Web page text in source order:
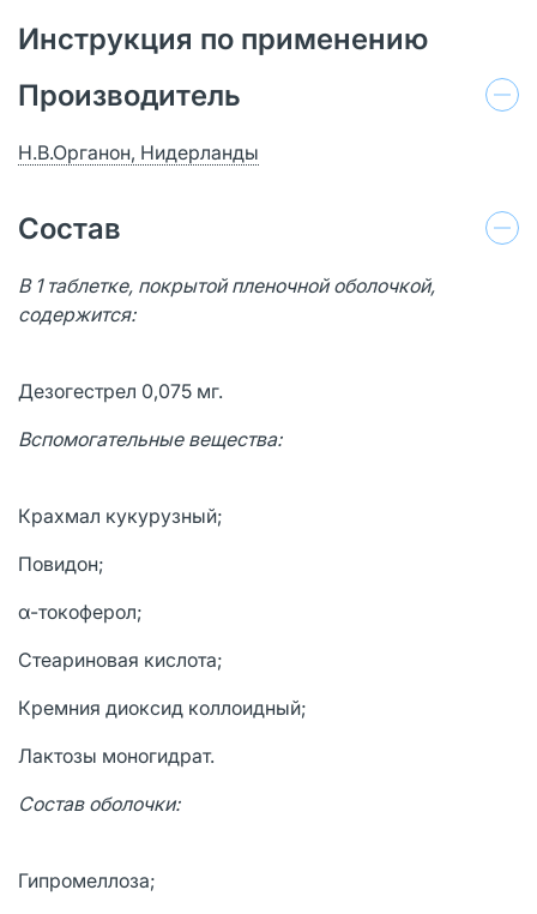
Инструкция по применению
Производитель
Н.В.Органон, Нидерланды
Состав
В 1 таблетке, покрытой пленочной оболочкой,
содержится:
Дезогестрел 0,075 мг.
Вспомогательные вещества:
Крахмал кукурузный;
Повидон;
α-токоферол;
Стеариновая кислота;
Кремния диоксид коллоидный;
Лактозы моногидрат.
Состав оболочки:
Гипромеллоза;